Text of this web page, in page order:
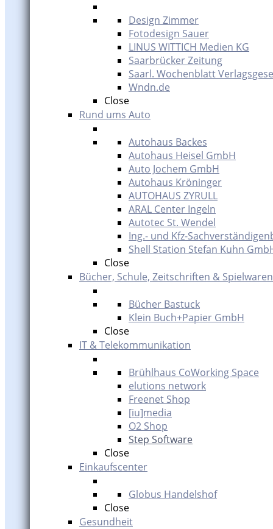
Design Zimmer
Fotodesign Sauer
LINUS WITTICH Medien KG
Saarbrücker Zeitung
Saarl. Wochenblatt
Wndn.de
Close
Rund ums Auto
Autohaus Backes
Autohaus Heisel GmbH
Auto Jochem GmbH
Autohaus Kröninger
AUTOHAUS ZYRULL
ARAL Center Ingeln
Autotec St. Wendel
Ing.- und Kfz-
Shell Station Stefan Kuhn
Close
Bücher, Schule, Zeitschriften & Spielwaren
Bücher Bastuck
Klein Buch+Papier GmbH
Close
IT & Telekommunikation
Brühlhaus CoWorking Space
elutions network
Freenet Shop
[iu]media
O2 Shop
Step Software
Close
Einkaufscenter
Globus Handelshof
Close
Gesundheit